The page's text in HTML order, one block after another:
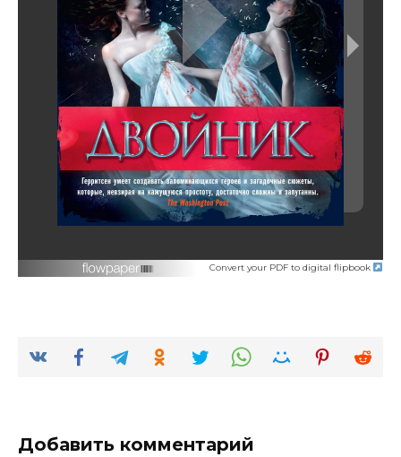
Convert your PDF to digital flipbook
Добавить комментарий